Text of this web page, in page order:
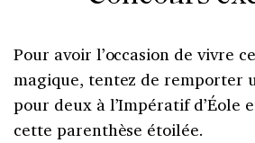
Pour avoir l’occasion de vivre
magique, tentez de remporter
pour deux à l’Impératif d’Éole
cette parenthèse étoilée.